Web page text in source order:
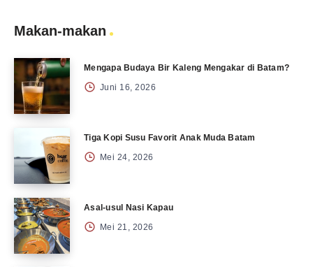
Makan-makan
Mengapa Budaya Bir Kaleng Mengakar di Batam?
Juni 16, 2026
Tiga Kopi Susu Favorit Anak Muda Batam
Mei 24, 2026
Asal-usul Nasi Kapau
Mei 21, 2026